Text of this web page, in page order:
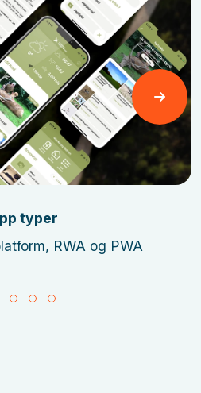
mere
typer
RWA og PWA